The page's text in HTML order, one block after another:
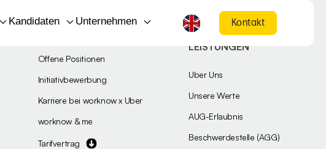
Kandidaten Unternehmen Kontakt
Offene Positionen
Initiativbewerbung
Karriere bei worknow x Uber
worknow & me
Tarifvertrag
LEISTUNGEN
Über Uns
Unsere Werte
AÜG-Erlaubnis
Beschwerdestelle (AGG)